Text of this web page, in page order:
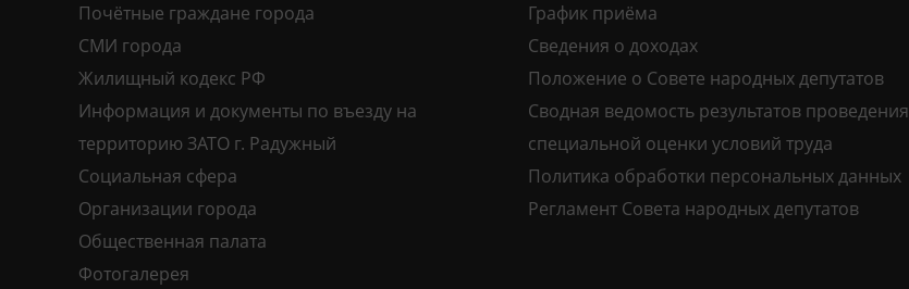
Почётные граждане города
СМИ города
Жилищный кодекс РФ
Информация и документы по въезду на
территорию ЗАТО г. Радужный
Социальная сфера
Организации города
Общественная палата
Фотогалерея
График приёма
Сведения о доходах
Положение о Совете народных депутатов
Сводная ведомость результатов проведения
специальной оценки условий труда
Политика обработки персональных данных
Регламент Совета народных депутатов